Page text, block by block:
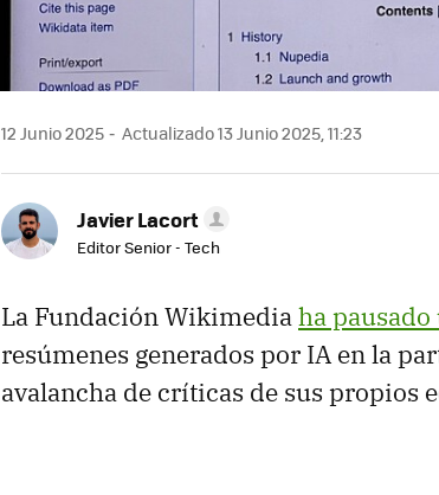
12 Junio 2025 Actualizado 13 Junio 2025, 11:23
Javier Lacort
Editor Senior - Tech
La Fundación Wikimediaha
resúmenes generados por IA en la
avalancha de críticas de sus propios